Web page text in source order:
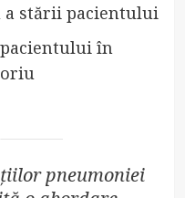
stării pacientului
în
pneumoniei